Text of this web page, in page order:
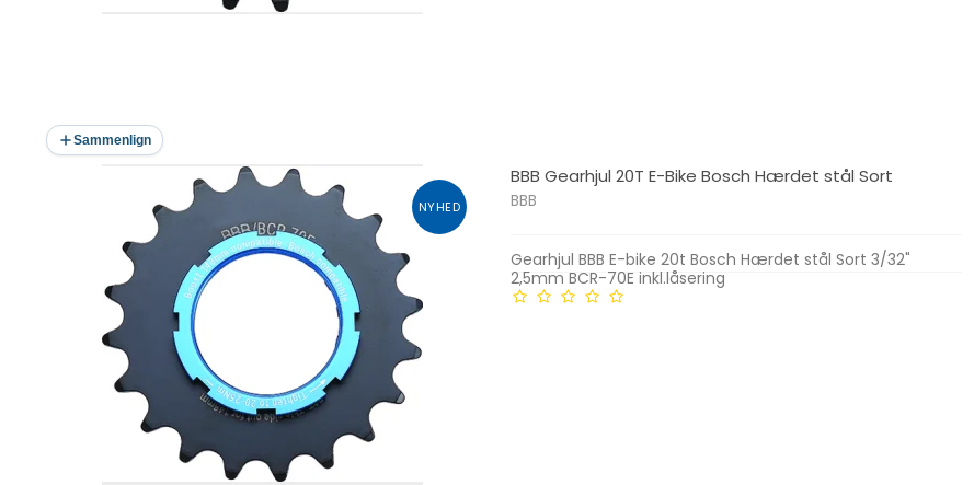
Sammenlign
NYHED
BBB Gearhjul 20T E-Bike Bosch Hærdet stål Sort
BBB
Gearhjul BBB E-bike 20t Bosch Hærdet stål Sort 3/32"
2,5mm BCR-70E inkl.låsering